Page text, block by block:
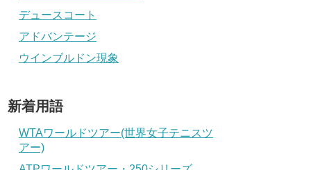
デュースコート
アドバンテージ
ウインブルドン現象
新着用語
WTAワールドツアー(世界女子テニスツ
アー)